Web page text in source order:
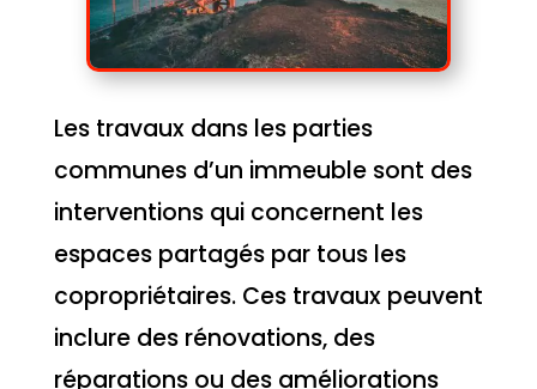
Les travaux dans les parties
communes d’un immeuble sont des
interventions qui concernent les
espaces partagés par tous les
copropriétaires. Ces travaux peuvent
inclure des rénovations, des
réparations ou des améliorations